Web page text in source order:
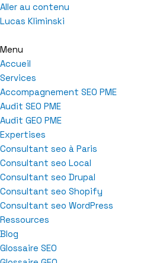
Aller au contenu
Lucas Kliminski
Menu
Accueil
Services
Accompagnement SEO PME
Audit SEO PME
Audit GEO PME
Expertises
Consultant seo à Paris
Consultant seo Local
Consultant seo Drupal
Consultant seo Shopify
Consultant seo WordPress
Ressources
Blog
Glossaire SEO